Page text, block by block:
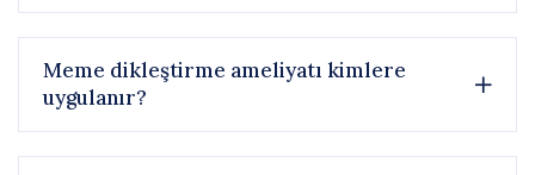
Meme dikleştirme ameliyatı kimlere
uygulanır?